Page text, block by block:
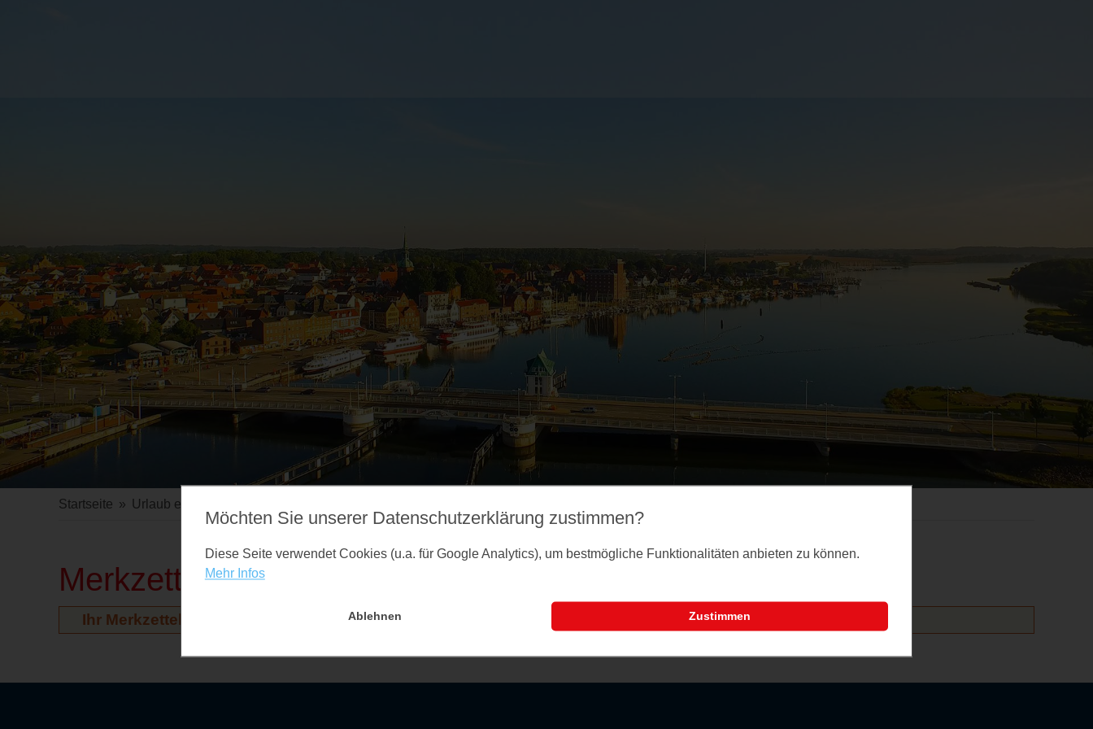
Startseite » Urlaub erleben
Merkzettel
Ihr Merkzettel ist leer. Auf der Veranstaltungsseite können Sie dem Merkzettel Veranstaltungen hinzufügen.
Möchten Sie unserer Datenschutz­erklärung zustimmen?
Diese Seite verwendet Cookies (u.a. für Google Analytics), um bestmögliche Funktionalitäten anbieten zu können.
Mehr Infos
Ablehnen Zustimmen